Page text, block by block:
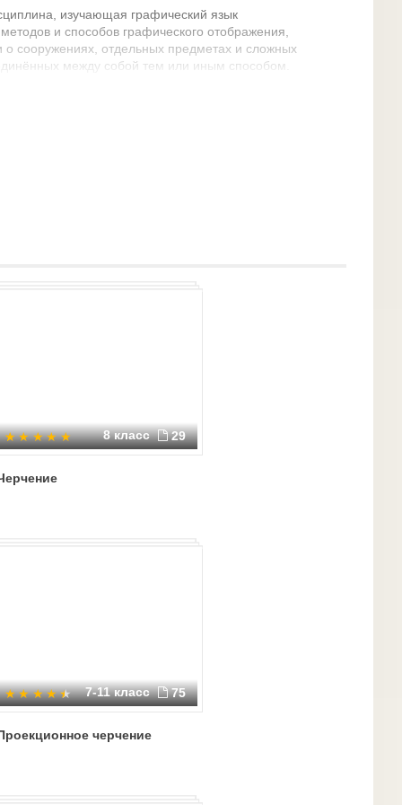
изучающая графический язык
и способов графического отображения,
сооружениях, отдельных предметах и сложных
между собой тем или иным способом.
8 класс 29
7-11 класс 75
черчение